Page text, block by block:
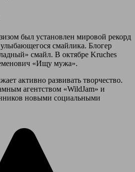
был установлен мировой рекорд
смайлика. Блогер
смайл. В октябре Kruches
«Ищу мужа».
активно развивать творчество.
агентством «WildJam» и
новыми социальными